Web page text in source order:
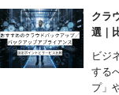
クラ
選｜
ビジ
する
プ」